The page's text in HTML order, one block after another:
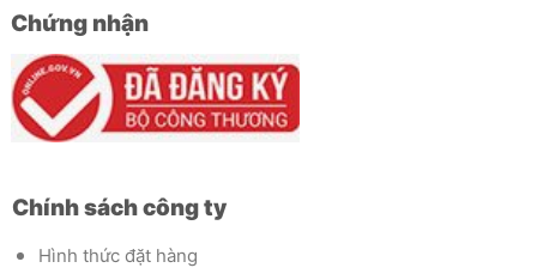
Chứng nhận
Chính sách công ty
Hình thức đặt hàng